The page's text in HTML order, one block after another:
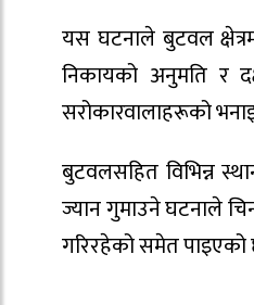
यस घटनाले बुटवल
निकायको अनुमति र
सरोकारवालाहरूको
बुटवलसहित विभिन्न
ज्यान गुमाउने घटनाले
गरिरहेको समेत पाइएको